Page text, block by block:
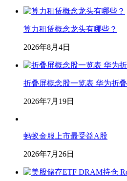
算力租赁概念龙头有哪些？
2026年8月4日
折叠屏概念股一览表 华为折
2026年7月19日
蚂蚁金服上市最受益A股
2026年7月26日